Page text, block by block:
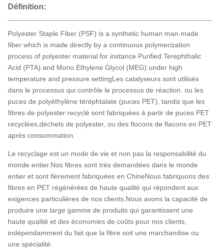
Définition:
Polyester Staple Fiber (PSF) is a synthetic human man-made
fiber which is made directly by a continuous polymerization
process of polyester material for instance Purified Terephthalic
Acid (PTA) and Mono Ethylene Glycol (MEG) under high
temperature and pressure settingLes catalyseurs sont utilisés
dans le processus qui contrôle le processus de réaction. ou les
puces de polyéthylène téréphtalate (puces PET), tandis que les
fibres de polyester recyclé sont fabriquées à partir de puces PET
recyclées,déchets de polyester, ou des flocons de flacons en PET
après consommation.
Le recyclage est un mode de vie et non pas la responsabilité du
monde entier.Nos fibres sont très demandées dans le monde
entier et sont fièrement fabriquées en ChineNous fabriquons des
fibres en PET régénérées de haute qualité qui répondent aux
exigences particulières de nos clients.Nous avons la capacité de
produire une large gamme de produits qui garantissent une
haute qualité et des économies de coûts pour nos clients,
indépendamment du fait que la fibre soit une marchandise ou
une spécialité.